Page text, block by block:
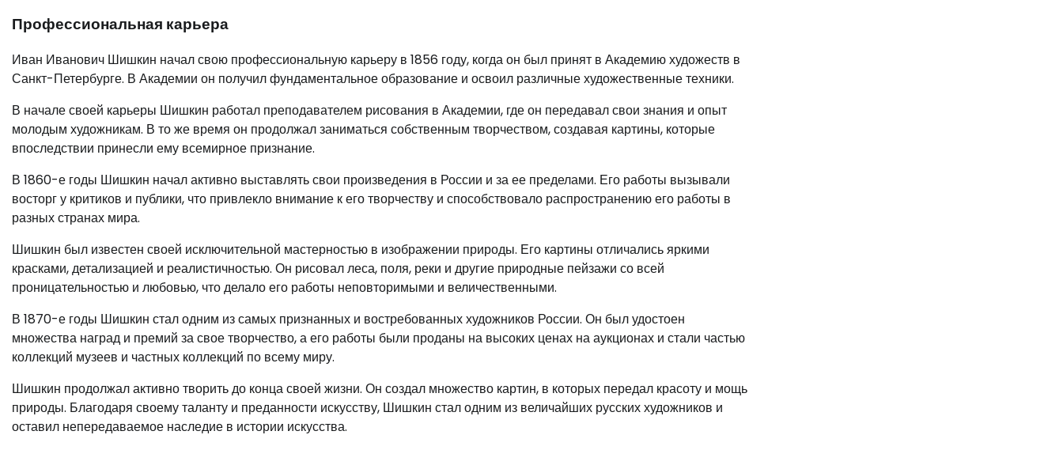
Профессиональная карьера
Иван Иванович Шишкин начал свою профессиональную карьеру в 1856 году, когда он был принят в Академию художеств в
Санкт-Петербурге. В Академии он получил фундаментальное образование и освоил различные художественные техники.
В начале своей карьеры Шишкин работал преподавателем рисования в Академии, где он передавал свои знания и опыт
молодым художникам. В то же время он продолжал заниматься собственным творчеством, создавая картины, которые
впоследствии принесли ему всемирное признание.
В 1860-е годы Шишкин начал активно выставлять свои произведения в России и за ее пределами. Его работы вызывали
восторг у критиков и публики, что привлекло внимание к его творчеству и способствовало распространению его работы в
разных странах мира.
Шишкин был известен своей исключительной мастерностью в изображении природы. Его картины отличались яркими
красками, детализацией и реалистичностью. Он рисовал леса, поля, реки и другие природные пейзажи со всей
проницательностью и любовью, что делало его работы неповторимыми и величественными.
В 1870-е годы Шишкин стал одним из самых признанных и востребованных художников России. Он был удостоен
множества наград и премий за свое творчество, а его работы были проданы на высоких ценах на аукционах и стали частью
коллекций музеев и частных коллекций по всему миру.
Шишкин продолжал активно творить до конца своей жизни. Он создал множество картин, в которых передал красоту и мощь
природы. Благодаря своему таланту и преданности искусству, Шишкин стал одним из величайших русских художников и
оставил непередаваемое наследие в истории искусства.